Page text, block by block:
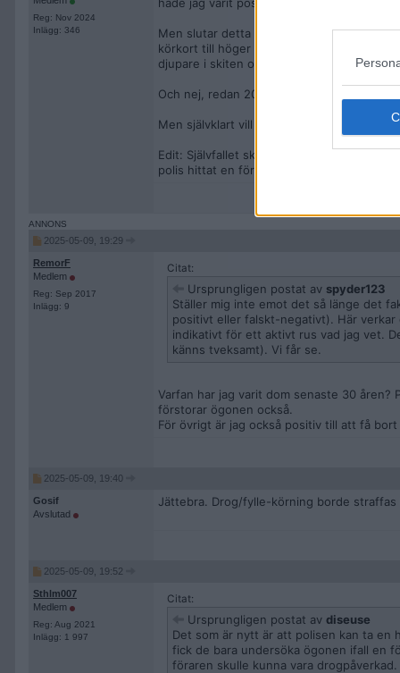
Reg: Nov 2024
Inlägg: 346
Men slutar detta med att massa stackars
körkort till höger och vänster för att dem
djupare i skiten och frysa ut människor för
Och nej, redan 2014 fastslogs det att det
Men självklart vill jag att samtliga förare i
Edit: Självfallet skall aldrig urinprov vara
polis hittat en förare man misstänker är
2025-05-09, 19:29
RemorF
Medlem
Reg: Sep 2017
Inlägg: 9
Citat:
Ursprungligen postat av spyder123
Ställer mig inte emot det så länge det
positivt eller falskt-negativt). Här
indikativt för ett aktivt rus vad jag vet.
känns tveksamt). Vi får se.
Varfan har jag varit dom senaste 30
förstorar ögonen också.
För övrigt är jag också positiv till att få
2025-05-09, 19:40
Gosif
Avslutad
Jättebra. Drog/fylle-körning borde straffas
2025-05-09, 19:52
Sthlm007
Medlem
Reg: Aug 2021
Inlägg: 1 997
Citat:
Ursprungligen postat av diseuse
Det som är nytt är att polisen kan ta en
fick de bara undersöka ögonen ifall en
föraren skulle kunna vara drogpåverkad.